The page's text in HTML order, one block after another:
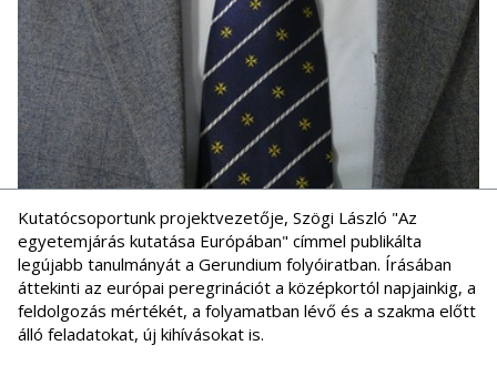
Kutatócsoportunk projektvezetője, Szögi László "Az
egyetemjárás kutatása Európában" címmel publikálta
legújabb tanulmányát a Gerundium folyóiratban. Írásában
áttekinti az európai peregrinációt a középkortól napjainkig, a
feldolgozás mértékét, a folyamatban lévő és a szakma előtt
álló feladatokat, új kihívásokat is.